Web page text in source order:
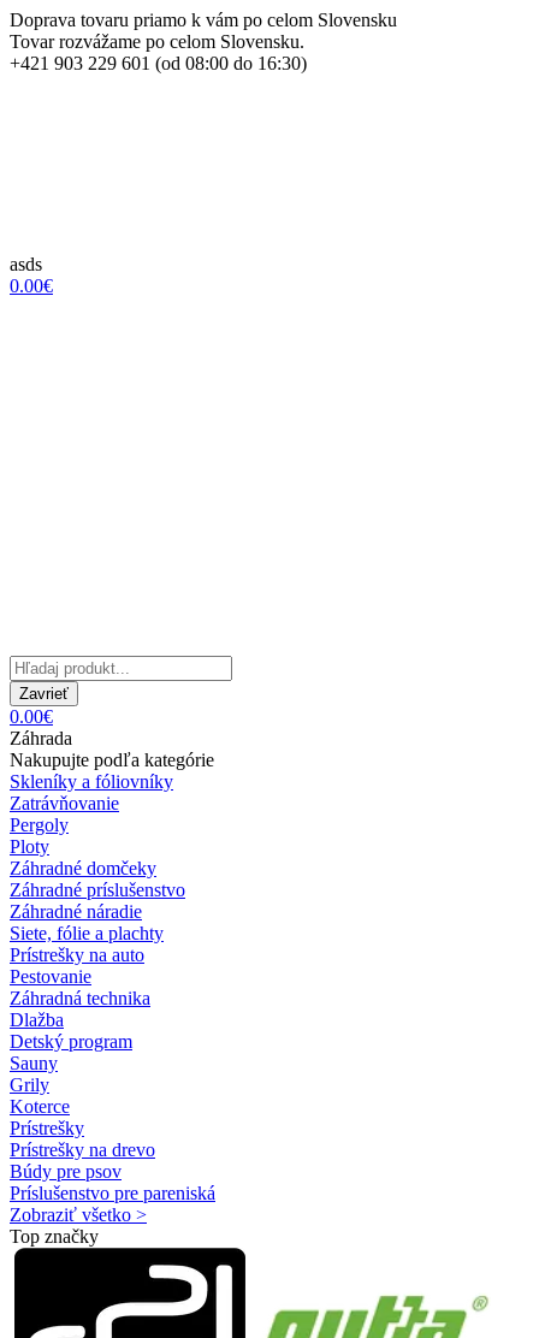
Doprava tovaru priamo k vám po celom Slovensku
Tovar rozvážame po celom Slovensku.
+421 903 229 601 (od 08:00 do 16:30)
asds
0.00€
Zavrieť
0.00€
Záhrada
Nakupujte podľa kategórie
Skleníky a fóliovníky
Zatrávňovanie
Pergoly
Ploty
Záhradné domčeky
Záhradné príslušenstvo
Záhradné náradie
Siete, fólie a plachty
Prístrešky na auto
Pestovanie
Záhradná technika
Dlažba
Detský program
Sauny
Grily
Koterce
Prístrešky
Prístrešky na drevo
Búdy pre psov
Príslušenstvo pre pareniská
Zobraziť všetko >
Top značky